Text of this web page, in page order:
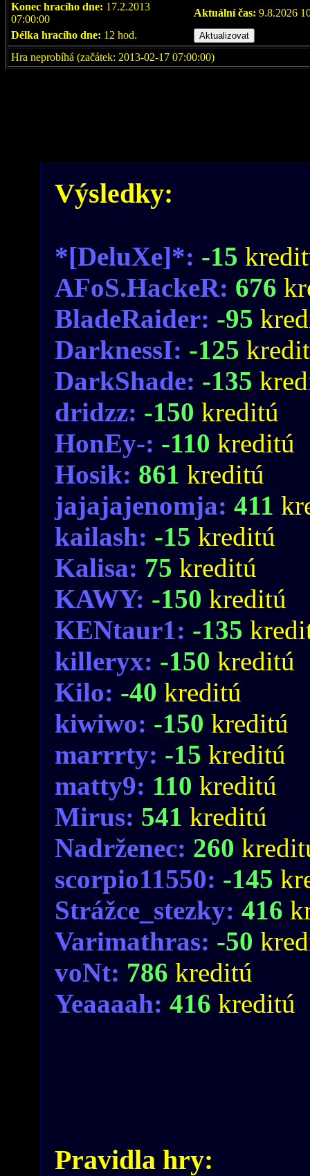
Konec hracího dne: 17.2.2013
07:00:00
Aktuální čas: 9.8.2026
Délka hracího dne: 12 hod.
Hra neprobíhá (začátek: 2013-02-17 07:00:00)
Výsledky:
*[DeluXe]*: -15
AFoS.HackeR: 676
BladeRaider: -95
DarknessI: -125
DarkShade: -135
dridzz: -150 kreditú
HonEy-: -110 kreditú
Hosik: 861 kreditú
jajajajenomja: 411
kailash: -15 kreditú
Kalisa: 75 kreditú
KAWY: -150 kreditú
KENtaur1: -135
killeryx: -150 kreditú
Kilo: -40 kreditú
kiwiwo: -150 kreditú
marrrty: -15 kreditú
matty9: 110 kreditú
Mirus: 541 kreditú
Nadrženec: 260
scorpio11550: -145
Strážce_stezky: 416
Varimathras: -50
voNt: 786 kreditú
Yeaaaah: 416 kreditú
Pravidla hry: